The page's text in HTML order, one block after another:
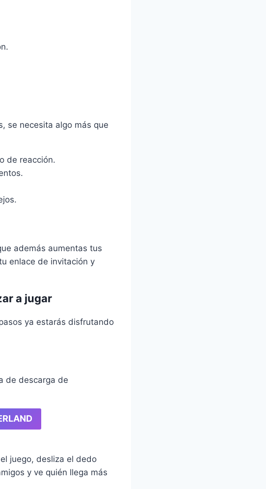
se necesita algo más que
de reacción.
además aumentas tus
enlace de invitación y
a jugar
ya estarás disfrutando
de descarga de
juego, desliza el dedo
y ve quién llega más